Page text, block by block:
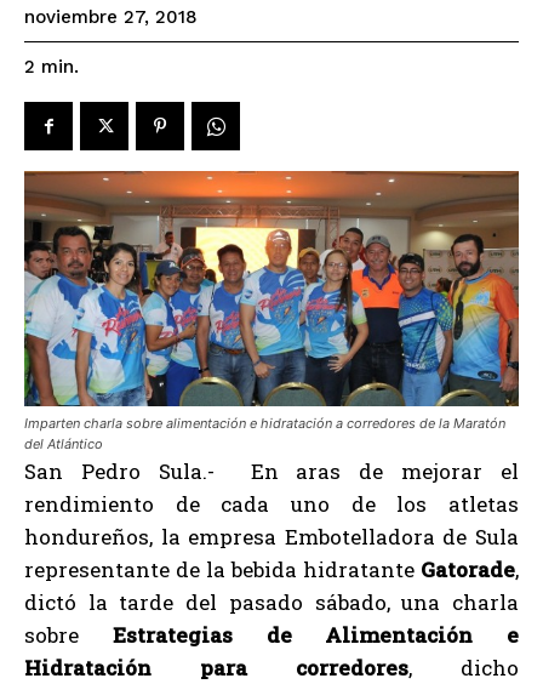
noviembre 27, 2018
2 min.
Imparten charla sobre alimentación e hidratación a corredores de la Maratón
del Atlántico
San Pedro Sula.- En aras de mejorar el
rendimiento de cada uno de los atletas
hondureños, la empresa Embotelladora de Sula
representante de la bebida hidratante Gatorade,
dictó la tarde del pasado sábado, una charla
sobre Estrategias de Alimentación e
Hidratación para corredores, dicho